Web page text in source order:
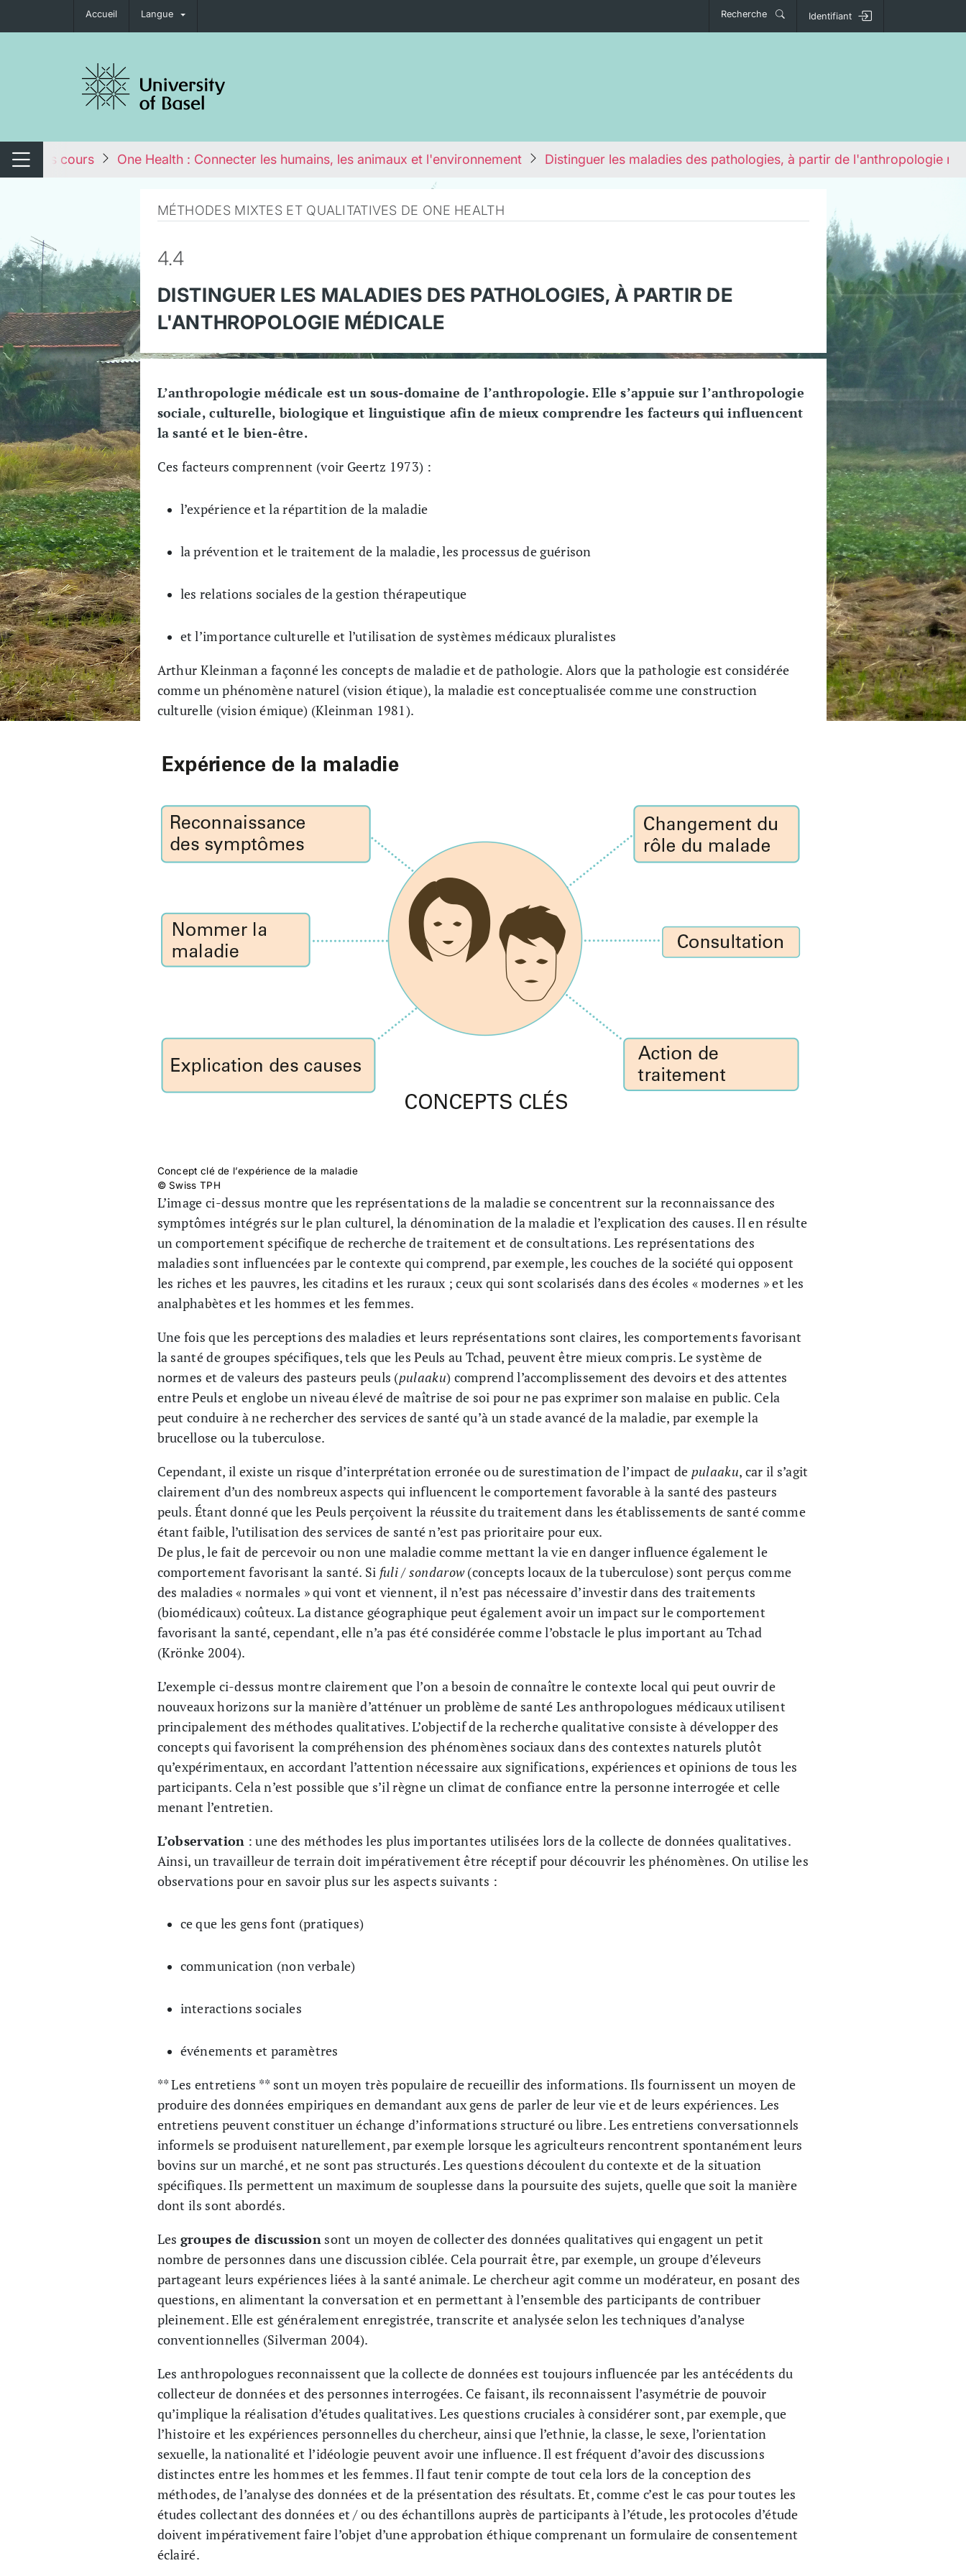
Accueil Langue Recherche Identifiant
de navigation
Changer de navigation
Tous les cours One Health : Connecter les humains, les animaux et l'environnement Distinguer les maladies des pathologies, à partir de l'anthropologie
MÉTHODES MIXTES ET QUALITATIVES DE ONE HEALTH
4.4
DISTINGUER LES MALADIES DES PATHOLOGIES, À PARTIR DE
L'ANTHROPOLOGIE MÉDICALE
L’anthropologie médicale est un sous-domaine de l’anthropologie. Elle s’appuie sur l’anthropologie
sociale, culturelle, biologique et linguistique afin de mieux comprendre les facteurs qui influencent
la santé et le bien-être.
Ces facteurs comprennent (voir Geertz 1973) :
l’expérience et la répartition de la maladie
la prévention et le traitement de la maladie, les processus de guérison
les relations sociales de la gestion thérapeutique
et l’importance culturelle et l’utilisation de systèmes médicaux pluralistes
Arthur Kleinman a façonné les concepts de maladie et de pathologie. Alors que la pathologie est considérée
comme un phénomène naturel (vision étique), la maladie est conceptualisée comme une construction
culturelle (vision émique) (Kleinman 1981).
Concept clé de l’expérience de la maladie
© Swiss TPH
L’image ci-dessus montre que les représentations de la maladie se concentrent sur la reconnaissance des
symptômes intégrés sur le plan culturel, la dénomination de la maladie et l’explication des causes. Il en résulte
un comportement spécifique de recherche de traitement et de consultations. Les représentations des
maladies sont influencées par le contexte qui comprend, par exemple, les couches de la société qui opposent
les riches et les pauvres, les citadins et les ruraux ; ceux qui sont scolarisés dans des écoles « modernes » et les
analphabètes et les hommes et les femmes.
Une fois que les perceptions des maladies et leurs représentations sont claires, les comportements favorisant
la santé de groupes spécifiques, tels que les Peuls au Tchad, peuvent être mieux compris. Le système de
normes et de valeurs des pasteurs peuls (pulaaku) comprend l’accomplissement des devoirs et des attentes
entre Peuls et englobe un niveau élevé de maîtrise de soi pour ne pas exprimer son malaise en public. Cela
peut conduire à ne rechercher des services de santé qu’à un stade avancé de la maladie, par exemple la
brucellose ou la tuberculose.
Cependant, il existe un risque d’interprétation erronée ou de surestimation de l’impact de pulaaku, car il s’agit
clairement d’un des nombreux aspects qui influencent le comportement favorable à la santé des pasteurs
peuls. Étant donné que les Peuls perçoivent la réussite du traitement dans les établissements de santé comme
étant faible, l’utilisation des services de santé n’est pas prioritaire pour eux.
De plus, le fait de percevoir ou non une maladie comme mettant la vie en danger influence également le
comportement favorisant la santé. Si fuli / sondarow(concepts locaux de la tuberculose) sont perçus comme
des maladies « normales » qui vont et viennent, il n’est pas nécessaire d’investir dans des traitements
(biomédicaux) coûteux. La distance géographique peut également avoir un impact sur le comportement
favorisant la santé, cependant, elle n’a pas été considérée comme l’obstacle le plus important au Tchad
(Krönke 2004).
L’exemple ci-dessus montre clairement que l’on a besoin de connaître le contexte local qui peut ouvrir de
nouveaux horizons sur la manière d’atténuer un problème de santé Les anthropologues médicaux utilisent
principalement des méthodes qualitatives. L’objectif de la recherche qualitative consiste à développer des
concepts qui favorisent la compréhension des phénomènes sociaux dans des contextes naturels plutôt
qu’expérimentaux, en accordant l’attention nécessaire aux significations, expériences et opinions de tous les
participants. Cela n’est possible que s’il règne un climat de confiance entre la personne interrogée et celle
menant l’entretien.
L’observation : une des méthodes les plus importantes utilisées lors de la collecte de données qualitatives.
Ainsi, un travailleur de terrain doit impérativement être réceptif pour découvrir les phénomènes. On utilise les
observations pour en savoir plus sur les aspects suivants :
ce que les gens font (pratiques)
communication (non verbale)
interactions sociales
événements et paramètres
** Les entretiens ** sont un moyen très populaire de recueillir des informations. Ils fournissent un moyen de
produire des données empiriques en demandant aux gens de parler de leur vie et de leurs expériences. Les
entretiens peuvent constituer un échange d’informations structuré ou libre. Les entretiens conversationnels
informels se produisent naturellement, par exemple lorsque les agriculteurs rencontrent spontanément leurs
bovins sur un marché, et ne sont pas structurés. Les questions découlent du contexte et de la situation
spécifiques. Ils permettent un maximum de souplesse dans la poursuite des sujets, quelle que soit la manière
dont ils sont abordés.
Les groupes de discussion sont un moyen de collecter des données qualitatives qui engagent un petit
nombre de personnes dans une discussion ciblée. Cela pourrait être, par exemple, un groupe d’éleveurs
partageant leurs expériences liées à la santé animale. Le chercheur agit comme un modérateur, en posant des
questions, en alimentant la conversation et en permettant à l’ensemble des participants de contribuer
pleinement. Elle est généralement enregistrée, transcrite et analysée selon les techniques d’analyse
conventionnelles (Silverman 2004).
Les anthropologues reconnaissent que la collecte de données est toujours influencée par les antécédents du
collecteur de données et des personnes interrogées. Ce faisant, ils reconnaissent l’asymétrie de pouvoir
qu’implique la réalisation d’études qualitatives. Les questions cruciales à considérer sont, par exemple, que
l’histoire et les expériences personnelles du chercheur, ainsi que l’ethnie, la classe, le sexe, l’orientation
sexuelle, la nationalité et l’idéologie peuvent avoir une influence. Il est fréquent d’avoir des discussions
distinctes entre les hommes et les femmes. Il faut tenir compte de tout cela lors de la conception des
méthodes, de l’analyse des données et de la présentation des résultats. Et, comme c’est le cas pour toutes les
études collectant des données et / ou des échantillons auprès de participants à l’étude, les protocoles d’étude
doivent impérativement faire l’objet d’une approbation éthique comprenant un formulaire de consentement
éclairé.